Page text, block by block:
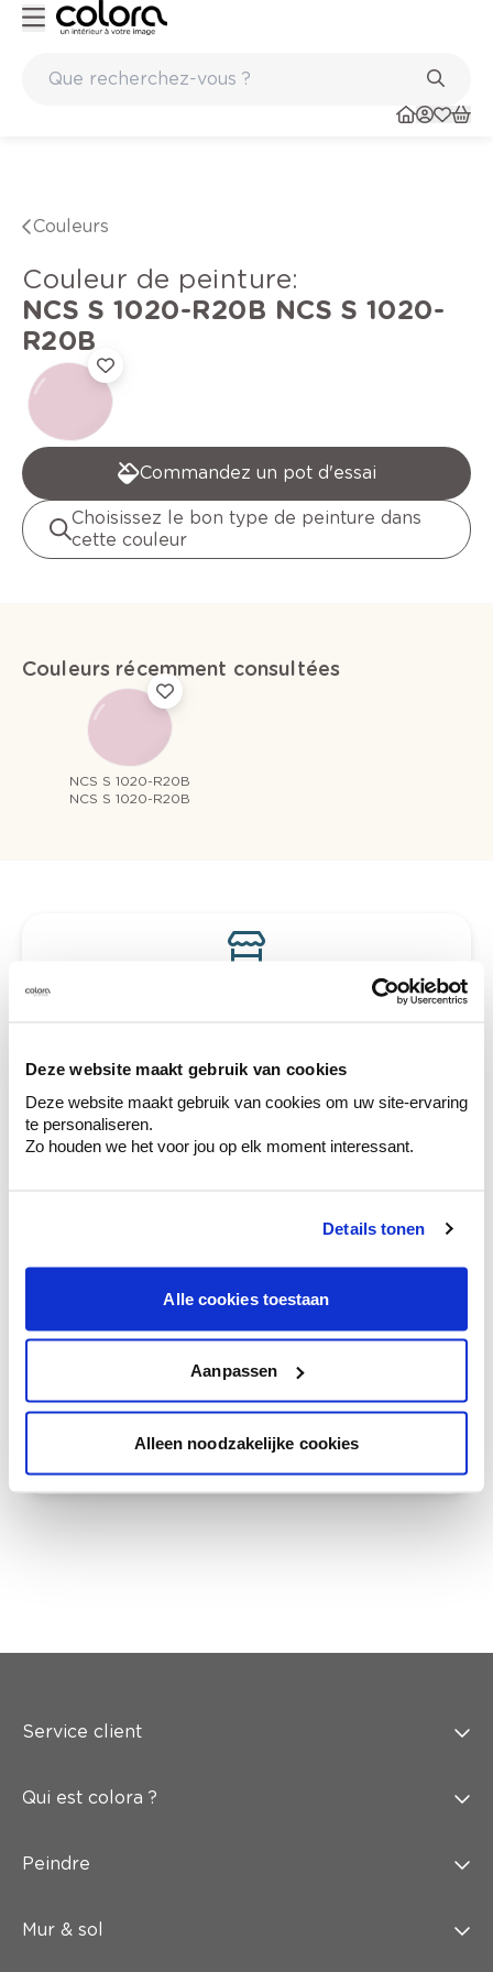
Deze website maakt gebruik van cookies
Deze website maakt gebruik van cookies om uw site-ervaring
te personaliseren.
Zo houden we het voor jou op elk moment interessant.
Details tonen
Alle cookies toestaan
Aanpassen
Alleen noodzakelijke cookies
Couleurs
Couleur de peinture:
NCS S 1020-R20B NCS S 1020-
R20B
Commandez un pot d'essai
Choisissez le bon type de peinture dans
cette couleur
Couleurs récemment consultées
NCS S 1020-R20B
NCS S 1020-R20B
Voyez votre couleur en magasin
Découvrez des échantillons de votre
Voyez les nuances assorties pour affiner
Obtenez des conseils personnalisés sur la
combinaison de couleurs.
Faites le tour de vos pièces avec l'expert
Obtenez un conseil couleur en fonction de
l'éclairage et de votre mobilier.
Service client
Qui est colora ?
Peindre
Mur & sol